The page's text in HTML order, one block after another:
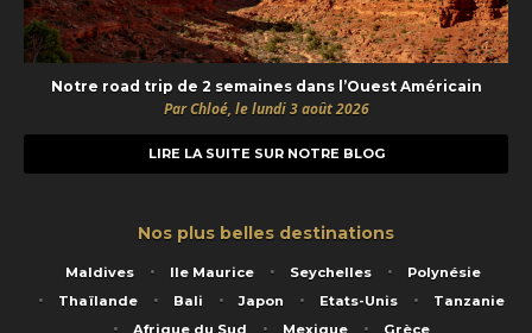
Notre road trip de 2 semaines dans l’Ouest Américain
Par Chloé, le lundi 3 août 2026
LIRE LA SUITE SUR NOTRE BLOG
Nos plus belles destinations
Maldives Ile Maurice Seychelles
Polynésie
Thaïlande
Bali Japon Etats-Unis
Tanzanie
Afrique du Sud
Mexique Grèce